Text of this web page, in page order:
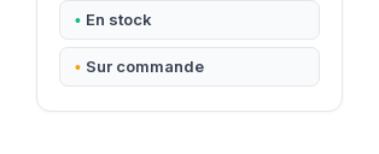
En stock
Sur commande